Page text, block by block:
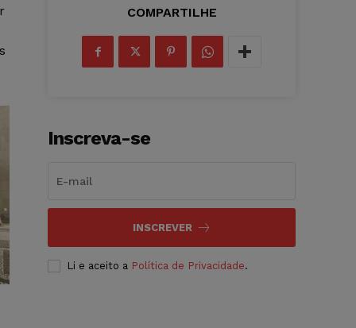
COMPARTILHE
Inscreva-se
INSCREVER
Li e aceito a Política de Privacidade.